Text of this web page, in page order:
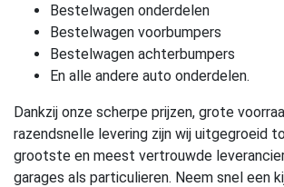
Bestelwagen onderdelen
Bestelwagen voorbumpers
Bestelwagen achterbumpers
En alle andere auto onderdelen.
Dankzij onze scherpe prijzen, grote
razendsnelle levering zijn wij uitgegroeid
grootste en meest vertrouwde
garages als particulieren. Neem snel een